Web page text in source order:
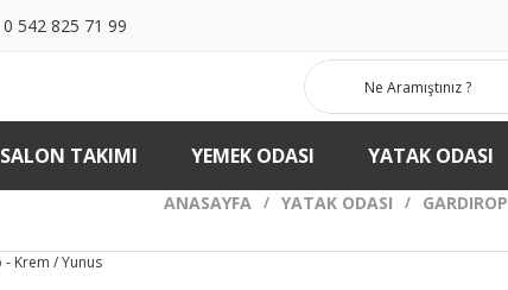
0 542 825 71 99
SALON TAKIMI YEMEK ODASI YATAK ODASI
ANASAYFA YATAK ODASI GARDIROP